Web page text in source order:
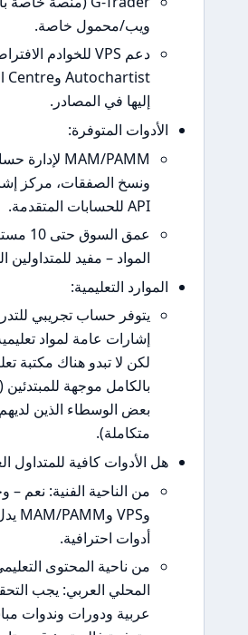
ويب/محمول خاصة.
دعم VPS للخوادم الافتراضية، وأدوات مثل
Autochartist وSignal Centre أُشير
إليها في المصادر.
المتوفرة:
MAM/PAMM لإدارة حسابات متعددة
ونسخ الصفقات، مركز إشارات، واجهات
عمق السوق حتى 10 مستويات حسب
المواد – مفيد للمتداولين المحترفين.
التعليمية:
يتوفر حساب تجريبي للتدريب. توجد
إشارات عامة لمواد تعليمية وأدوات بحثية،
لكن لا تبدو هناك مكتبة تعليمية منظمة
بالكامل موجهة للمبتدئين (على عكس
بعض الوسطاء الذين لديهم أكاديميات
كافية للمتداول العربي؟
من الناحية الفنية: نعم – وجود MT4/MT5
وVPS وMAM/PAMM يدل على مجموعة
من ناحية المحتوى التعليمي والدعم
المحلي العربي: يجب التحقق من توفر مواد
عربية ودورات وندوات مباشرة؛ إن لم تكن